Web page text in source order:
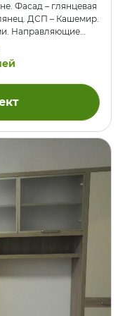
Фасад – глянцевая
ДСП – Кашемир.
Направляющие
со штагами
диодная лента во
ручки,
и ручки выдвижных
не имеют, однако
Tip-On.